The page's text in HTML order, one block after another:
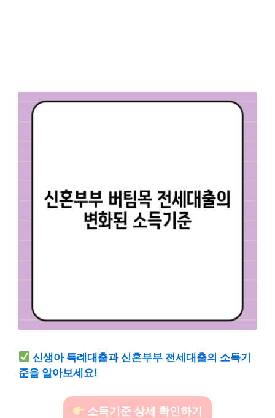
신생아 특례대출과 신혼부부 전세대출의 소득기
준을 알아보세요!
소득기준 상세 확인하기